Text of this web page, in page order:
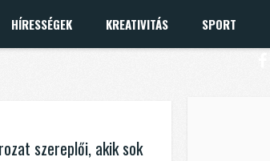
HÍRESSÉGEK KREATIVITÁS SPORT
szereplői, akik sok